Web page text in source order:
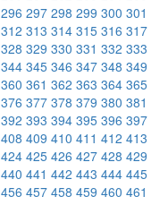
296 297 298 299 300 301
312 313 314 315 316 317
328 329 330 331 332 333
344 345 346 347 348 349
360 361 362 363 364 365
376 377 378 379 380 381
392 393 394 395 396 397
408 409 410 411 412 413
424 425 426 427 428 429
440 441 442 443 444 445
456 457 458 459 460 461